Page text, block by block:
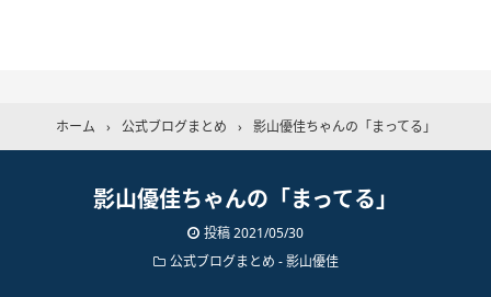
ホーム › 公式ブログまとめ › 影山優佳ちゃんの「まってる」
影山優佳ちゃんの「まってる」
投稿2021/05/30
公式ブログまとめ -影山優佳